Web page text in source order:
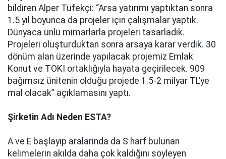
bildiren Alper Tüfekçi: “Arsa yatırımı yaptıktan sonra
1.5 yıl boyunca da projeler için çalışmalar yaptık.
Dünyaca ünlü mimarlarla projeleri tasarladık.
Projeleri oluşturduktan sonra arsaya karar verdik. 30
dönüm alan üzerinde yapılacak projemiz Emlak
Konut ve TOKİ ortaklığıyla hayata geçirilecek. 909
bağımsız ünitenin olduğu projede 1.5-2 milyar TL’ye
mal olacak” açıklamasını yaptı.
Şirketin Adı Neden ESTA?
A ve E başlayıp aralarında da S harf bulunan
kelimelerin akılda daha çok kaldığını söyleyen